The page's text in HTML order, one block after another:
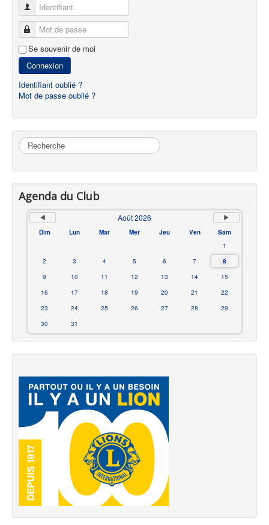
Identifiant
Mot de passe
Se souvenir de moi
Connexion
Identifiant oublié ?
Mot de passe oublié ?
Rechercher
Agenda du Club
Août 2026
Dim Lun Mar Mer Jeu Ven
Sam
1
2
3 4 5 6 7
8
9
10 11 12 13 14
15
16
17 18 19 20 21
22
23
24 25 26 27 28
29
30
31